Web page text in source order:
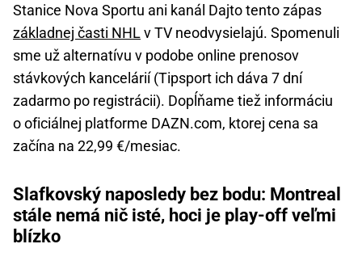
Stanice Nova Sportu ani kanál Dajto tento zápas
základnej časti NHLv TV neodvysielajú. Spomenuli
sme už alternatívu v podobe online prenosov
stávkových kancelárií (Tipsport ich dáva 7 dní
zadarmo po registrácii). Dopĺňame tiež informáciu
o oficiálnej platforme DAZN.com, ktorej cena sa
začína na 22,99 €/mesiac.
Slafkovský naposledy bez bodu: Montreal
stále nemá nič isté, hoci je play-off veľmi
blízko